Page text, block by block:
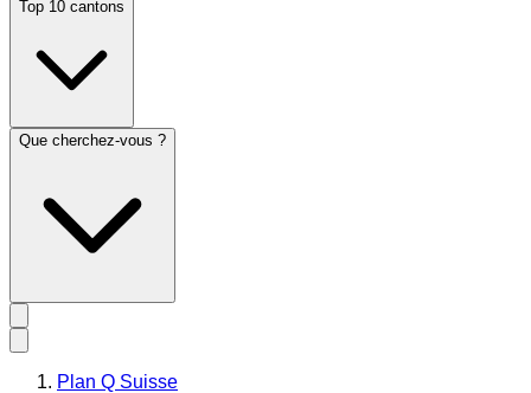
Top 10 cantons
Que cherchez-vous ?
Plan Q Suisse